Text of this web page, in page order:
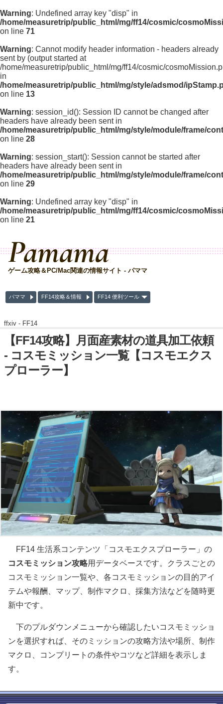
Warning: Undefined array key "disp" in
/home/measuretrip/public_html/mg/ff14/cosmic/
on line 71
Warning: Cannot modify header information - headers already
sent by (output started at
/home/measuretrip/public_html/mg/ff14/cosmic/
in
/home/measuretrip/public_html/mg/style/adsmod/
on line 13
Warning: session_id(): Session ID cannot be changed after
headers have already been sent in
/home/measuretrip/public_html/mg/style/module/frame/
on line 28
Warning: session_start(): Session cannot be started after
headers have already been sent in
/home/measuretrip/public_html/mg/style/module/frame/
on line 29
Warning: Undefined array key "disp" in
/home/measuretrip/public_html/mg/ff14/cosmic/
on line 21
Pamama
ゲーム攻略＆PC/Mac関連の情報サイト - パママ
パママ FF14攻略＆情報 FF14 便利ツール
ffxiv - FF14
【FF14攻略】月面産素材の道具加工依頼
- コスモミッション一覧【コスモエクス
プローラー】
FF14 生活系コンテンツ「コスモエクスプローラー」の
コスモミッション攻略用データベースです。クラスごとの
コスモミッション一覧や、各コスモミッションの目的アイ
テムや報酬、マップ、制作マクロ、採集方法などを随時更
新中です。
下のプルダウンメニューから確認したいコスモミッショ
ンを選択すれば、そのミッションの攻略方法や場所、制作
マクロ、コンプリートの条件やコツなど詳細を表示しま
す。